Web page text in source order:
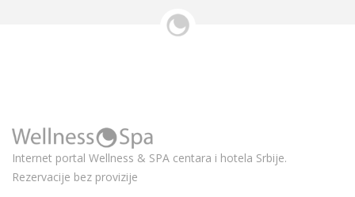
Internet portal Wellness & SPA centara i hotela Srbije.
Rezervacije bez provizije